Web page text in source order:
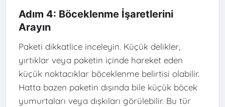
Adım 4: Böceklenme İşaretlerini
Arayın
Paketi dikkatlice inceleyin. Küçük delikler,
yırtıklar veya paketin içinde hareket eden
küçük noktacıklar böceklenme belirtisi olabilir.
Hatta bazen paketin dışında bile küçük böcek
yumurtaları veya dışkıları görülebilir. Bu tür